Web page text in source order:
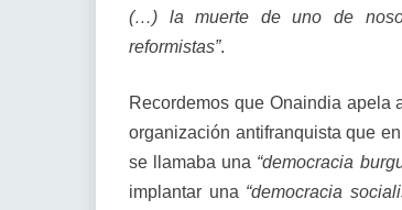
(…) la muerte de uno de
reformistas”.
Recordemos que Onaindia apela
organización antifranquista que
se llamaba una “democracia
implantar una “democracia